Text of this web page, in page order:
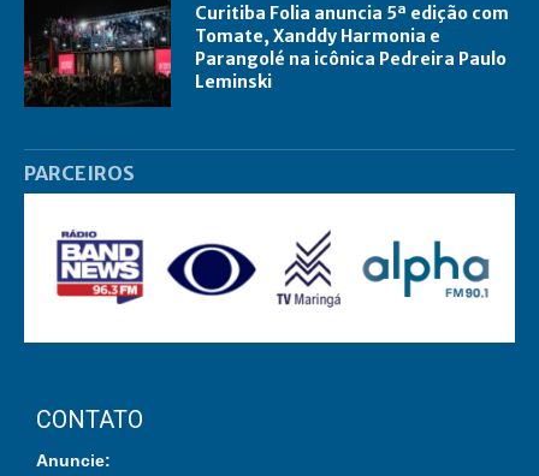
Curitiba Folia anuncia 5ª edição com
Tomate, Xanddy Harmonia e
Parangolé na icônica Pedreira Paulo
Leminski
PARCEIROS
CONTATO
Anuncie: